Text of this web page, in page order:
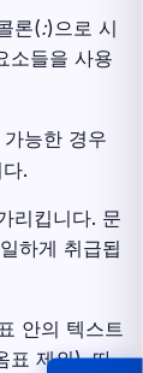
론(:)으로 시
소들을 사용
능한 경우
.
리킵니다. 문
하게 취급됩
안의 텍스트
표 제외). 따